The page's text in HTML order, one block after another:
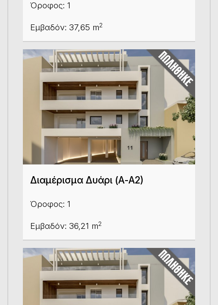
Όροφος: 1
Εμβαδόν: 37,65 m2
Διαμέρισμα Δυάρι (Α-Α2)
Όροφος: 1
Εμβαδόν: 36,21 m2